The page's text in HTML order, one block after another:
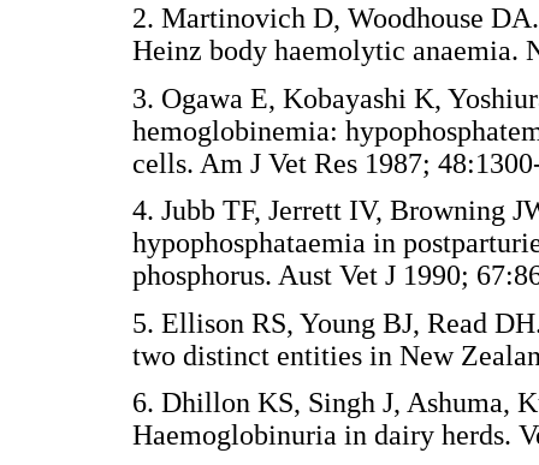
2. Martinovich D, Woodhouse
Heinz body haemolytic
3. Ogawa E, Kobayashi K,
hemoglobinemia:
cells. Am J Vet Res 1987;
4. Jubb TF, Jerrett IV, Browning
hypophosphataemia in
phosphorus. Aust Vet J 1990;
5. Ellison RS, Young BJ, Read
two distinct entities in New
6. Dhillon KS, Singh J, Ashuma,
Haemoglobinuria in dairy